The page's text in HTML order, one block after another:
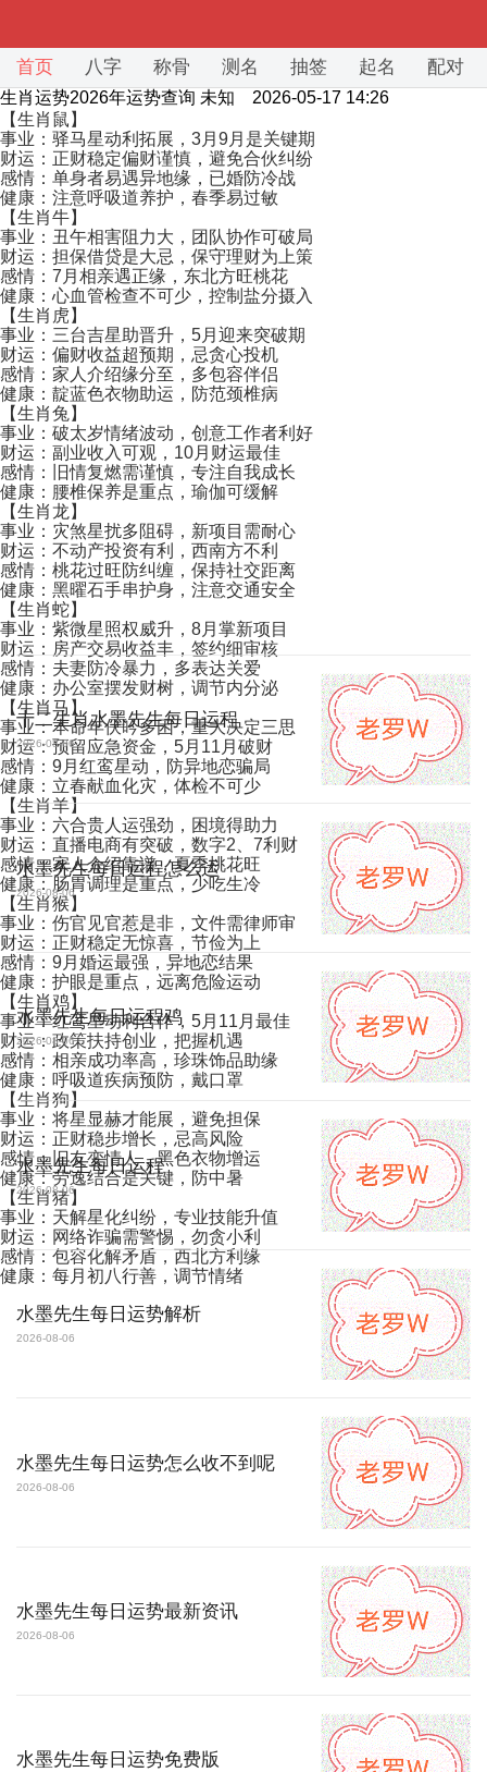
首页 八字 称骨 测名 抽签 起名 配对
生肖运势2026年运势查询 未知 2026-05-17 14:26
【生肖鼠】
事业：驿马星动利拓展，3月9月是关键期
财运：正财稳定偏财谨慎，避免合伙纠纷
感情：单身者易遇异地缘，已婚防冷战
健康：注意呼吸道养护，春季易过敏
【生肖牛】
事业：丑午相害阻力大，团队协作可破局
财运：担保借贷是大忌，保守理财为上策
感情：7月相亲遇正缘，东北方旺桃花
健康：心血管检查不可少，控制盐分摄入
【生肖虎】
事业：三台吉星助晋升，5月迎来突破期
财运：偏财收益超预期，忌贪心投机
感情：家人介绍缘分至，多包容伴侣
健康：靛蓝色衣物助运，防范颈椎病
【生肖兔】
事业：破太岁情绪波动，创意工作者利好
财运：副业收入可观，10月财运最佳
感情：旧情复燃需谨慎，专注自我成长
健康：腰椎保养是重点，瑜伽可缓解
【生肖龙】
事业：灾煞星扰多阻碍，新项目需耐心
财运：不动产投资有利，西南方不利
感情：桃花过旺防纠缠，保持社交距离
健康：黑曜石手串护身，注意交通安全
【生肖蛇】
事业：紫微星照权威升，8月掌新项目
财运：房产交易收益丰，签约细审核
感情：夫妻防冷暴力，多表达关爱
健康：办公室摆发财树，调节内分泌
【生肖马】
事业：本命年伏吟多困，重大决定三思
财运：预留应急资金，5月11月破财
感情：9月红鸾星动，防异地恋骗局
健康：立春献血化灾，体检不可少
【生肖羊】
事业：六合贵人运强劲，困境得助力
财运：直播电商有突破，数字2、7利财
感情：家人介绍靠谱，夏季桃花旺
健康：肠胃调理是重点，少吃生冷
【生肖猴】
事业：伤官见官惹是非，文件需律师审
财运：正财稳定无惊喜，节俭为上
感情：9月婚运最强，异地恋结果
健康：护眼是重点，远离危险运动
【生肖鸡】
事业：红鸾星动利合作，5月11月最佳
财运：政策扶持创业，把握机遇
感情：相亲成功率高，珍珠饰品助缘
健康：呼吸道疾病预防，戴口罩
【生肖狗】
事业：将星显赫才能展，避免担保
财运：正财稳步增长，忌高风险
感情：旧友变情人，黑色衣物增运
健康：劳逸结合是关键，防中暑
【生肖猪】
事业：天解星化纠纷，专业技能升值
财运：网络诈骗需警惕，勿贪小利
感情：包容化解矛盾，西北方利缘
健康：每月初八行善，调节情绪
十二生肖水墨先生每日运程
2026-08-06
水墨先生每日运程怎么运
2026-08-06
水墨先生每日运程鸡
2026-08-06
水墨先生每日运程
2026-08-06
水墨先生每日运势解析
2026-08-06
水墨先生每日运势怎么收不到呢
2026-08-06
水墨先生每日运势最新资讯
2026-08-06
水墨先生每日运势免费版